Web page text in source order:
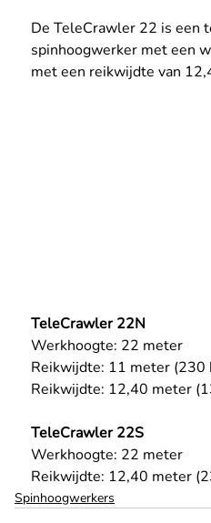
De TeleCrawler 22 is een
spinhoogwerker met een
met een reikwijdte van
TeleCrawler 22N
Werkhoogte: 22 meter
Reikwijdte: 11 meter (230
Reikwijdte: 12,40 meter
TeleCrawler 22S
Werkhoogte: 22 meter
Reikwijdte: 12,40 meter
Spinhoogwerkers